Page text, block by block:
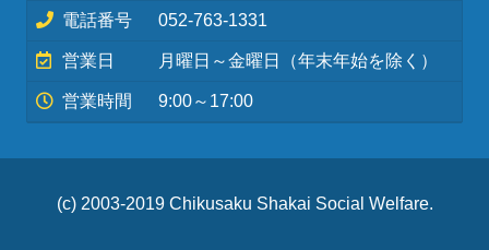
電話番号 052-763-1331
営業日 月曜日～金曜日（年末年始を除く）
営業時間 9:00～17:00
(c) 2003-2019 Chikusaku Shakai Social Welfare.